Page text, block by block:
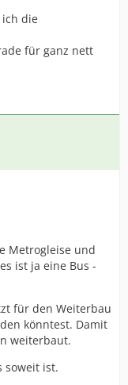
die
für ganz nett
Metrogleise und
ist ja eine Bus -
für den Weiterbau
könntest. Damit
weiterbaut.
soweit ist.